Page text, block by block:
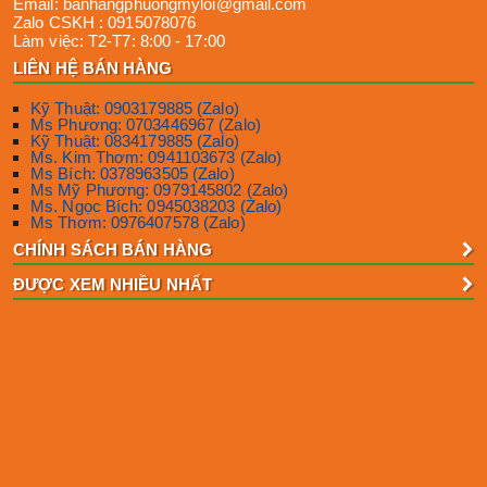
Email: banhangphuongmyloi@gmail.com
Zalo CSKH :0915078076
Làm việc: T2-T7: 8:00 - 17:00
LIÊN HỆ BÁN HÀNG
Kỹ Thuật: 0903179885 (Zalo)
Ms Phương: 0703446967 (Zalo)
Kỹ Thuật: 0834179885 (Zalo)
Ms. Kim Thơm: 0941103673 (Zalo)
Ms Bích: 0378963505 (Zalo)
Ms Mỹ Phương: 0979145802 (Zalo)
Ms. Ngọc Bích: 0945038203 (Zalo)
Ms Thơm: 0976407578 (Zalo)
CHÍNH SÁCH BÁN HÀNG
ĐƯỢC XEM NHIỀU NHẤT